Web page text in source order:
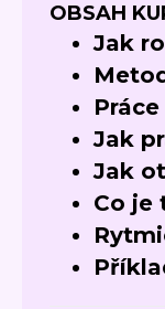
OBSAH
Jak
Jak
Jak
Co je